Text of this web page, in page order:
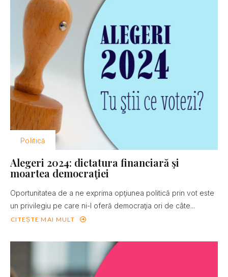
Politică
Alegeri 2024: dictatura financiară şi
moartea democraţiei
Oportunitatea de a ne exprima opţiunea politică prin vot este
un privilegiu pe care ni-l oferă democraţia ori de câte...
CITEȘTE MAI MULT